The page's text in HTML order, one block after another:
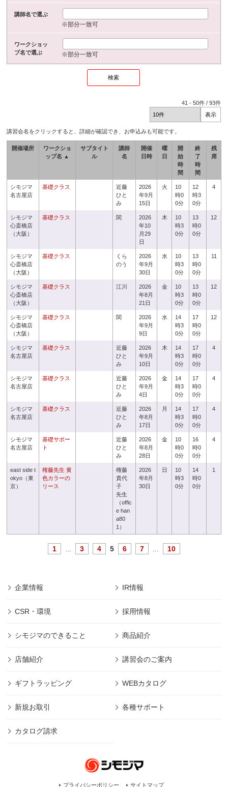
講師名で選ぶ
※部分一致可
ワークショッ
プ名で選ぶ
※部分一致可
41 -50件 /93件
講習会名をクリックすると、詳細が確認でき、お申込みも可能です。
開催場所
ワークショ
ップ名 ▲
サブタイト
ル
講師
名
開催
日時
曜
日
開
始
時
間
終
了
時
間
残
席
シモジマ
名古屋店
基礎クラス
近藤
ひと
み
2026
年9月
15日
火
10
時0
0分
12
時3
0分
4
シモジマ
心斎橋店
（大阪）
基礎クラス 関
2026
年10
月29
日
木
10
時3
0分
13
時0
0分
12
シモジマ
心斎橋店
（大阪）
基礎クラス
くら
のう
2026
年9月
30日
水
10
時3
0分
13
時0
0分
11
シモジマ
心斎橋店
（大阪）
基礎クラス 江川
2026
年8月
21日
金
10
時3
0分
13
時0
0分
12
シモジマ
心斎橋店
（大阪）
基礎クラス 関
2026
年9月
9日
水
14
時3
0分
17
時0
0分
12
シモジマ
名古屋店
基礎クラス
近藤
ひと
み
2026
年9月
10日
木
14
時3
0分
17
時0
0分
4
シモジマ
名古屋店
基礎クラス
近藤
ひと
み
2026
年9月
4日
金
14
時3
0分
17
時0
0分
4
シモジマ
名古屋店
基礎クラス
近藤
ひと
み
2026
年8月
17日
月
14
時3
0分
17
時0
0分
4
シモジマ
名古屋店
基礎サポー
ト
近藤
ひと
み
2026
年8月
28日
金
10
時0
0分
16
時0
0分
4
east side t
okyo（東
京）
権藤先生 黄
色カラーの
リース
権藤
貴代
子
先生
（offic
e han
a80
1）
2026
年8月
30日
日
10
時3
0分
14
時0
0分
1
1 3 4 5 6 7 10
企業情報 IR情報
CSR・環境 採用情報
シモジマのできること 商品紹介
店舗紹介 講習会のご案内
ギフトラッピング WEBカタログ
新規お取引 各種サポート
カタログ請求
プライバシーポリシー サイトマップ